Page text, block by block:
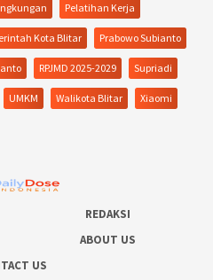
Pelatihan Kerja
Kota Blitar Prabowo Subianto
RPJMD 2025-2029 Supriadi
UMKM Walikota Blitar Xiaomi
REDAKSI
ABOUT US
US